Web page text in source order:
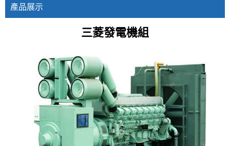
產品展示
三菱發電機組